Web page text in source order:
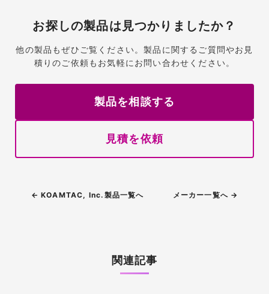
お探しの製品は見つかりましたか？
他の製品もぜひご覧ください。製品に関するご質問やお見
積りのご依頼もお気軽にお問い合わせください。
製品を相談する
見積を依頼
← KOAMTAC, Inc.製品一覧へ メーカー一覧へ →
関連記事